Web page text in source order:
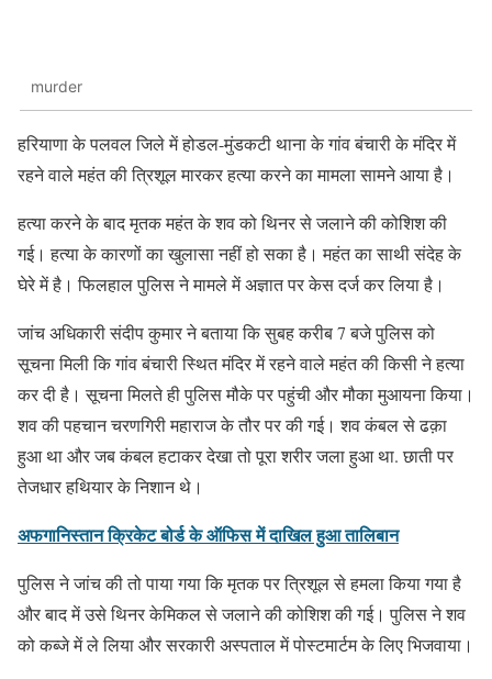
murder
हरियाणा के पलवल जिले में होडल-मुंडकटी थाना के गांव बंचारी के मंदिर में
रहने वाले महंत की त्रिशूल मारकर हत्या करने का मामला सामने आया है।
हत्या करने के बाद मृतक महंत के शव को थिनर से जलाने की कोशिश की
गई। हत्या के कारणों का खुलासा नहीं हो सका है। महंत का साथी संदेह के
घेरे में है। फिलहाल पुलिस ने मामले में अज्ञात पर केस दर्ज कर लिया है।
जांच अधिकारी संदीप कुमार ने बताया कि सुबह करीब 7 बजे पुलिस को
सूचना मिली कि गांव बंचारी स्थित मंदिर में रहने वाले महंत की किसी ने हत्या
कर दी है। सूचना मिलते ही पुलिस मौके पर पहुंची और मौका मुआयना किया।
शव की पहचान चरणगिरी महाराज के तौर पर की गई। शव कंबल से ढक़ा
हुआ था और जब कंबल हटाकर देखा तो पूरा शरीर जला हुआ था. छाती पर
तेजधार हथियार के निशान थे।
अफगानिस्तान क्रिकेट बोर्ड के ऑफिस में दाखिल हुआ तालिबान
पुलिस ने जांच की तो पाया गया कि मृतक पर त्रिशूल से हमला किया गया है
और बाद में उसे थिनर केमिकल से जलाने की कोशिश की गई। पुलिस ने शव
को कब्जे में ले लिया और सरकारी अस्पताल में पोस्टमार्टम के लिए भिजवाया।